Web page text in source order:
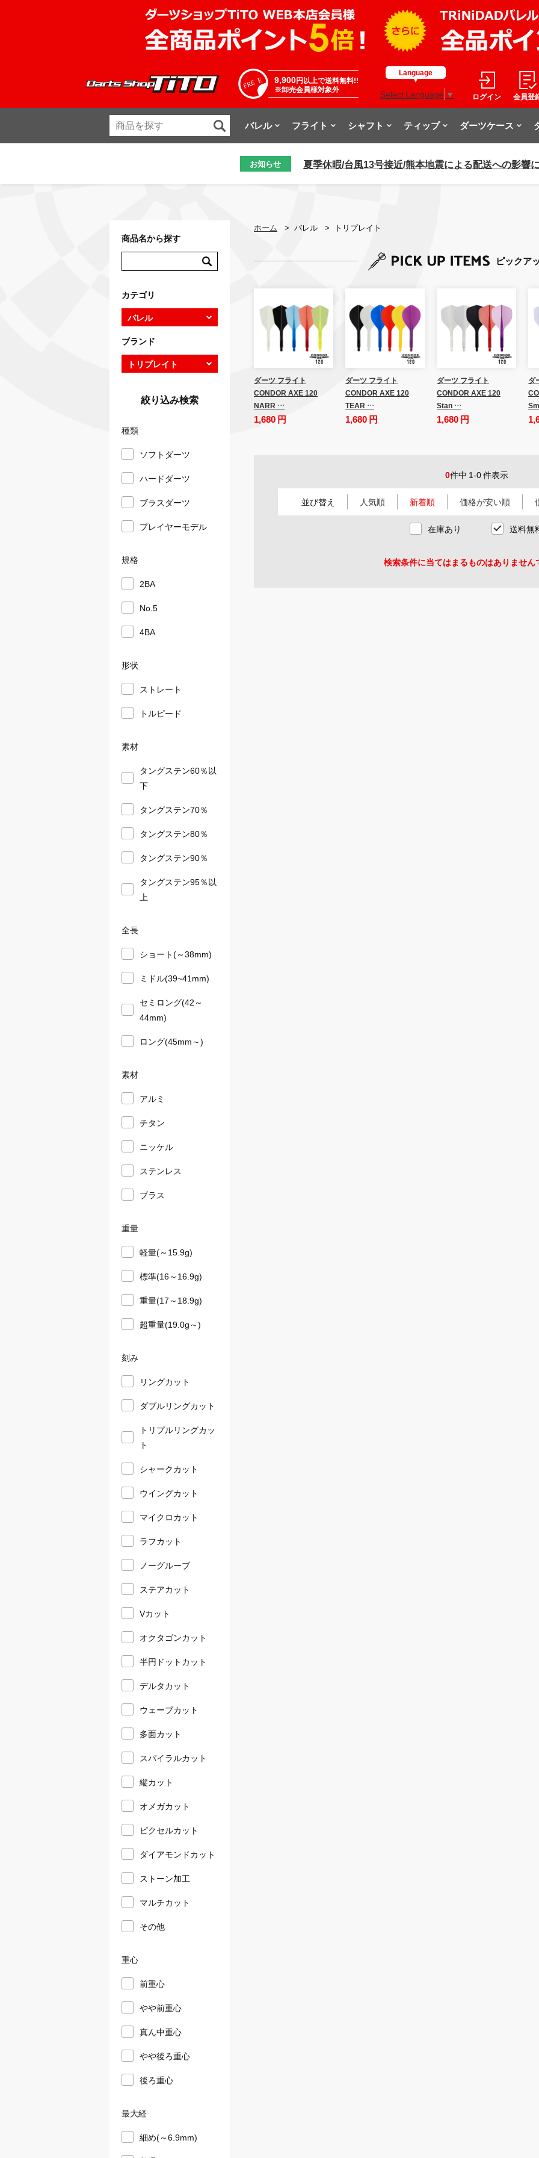
9,900円以上で送料無料!!
※卸売会員様対象外
Language
Select Language ▼ ログイン 会員登
バレル フライト シャフト ティップ ダーツケース
お知らせ 夏季休暇/台風13号接近/熊本地震による配送への影響
ホーム > バレル > トリプレイト
ピックア
ダーツ フライト
CONDOR AXE 120
NARR …
1,680 円
ダーツ フライト
CONDOR AXE 120
TEAR …
1,680 円
ダーツ フライト
CONDOR AXE 120
Stan …
1,680 円
ダ
0件中 1-0 件表示
並び替え 人気順 新着順 価格が安い順
在庫あり 送料無
検索条件に当てはまるものはありません
商品名から探す
カテゴリ
ブランド
絞り込み検索
種類
ソフトダーツ
ハードダーツ
ブラスダーツ
プレイヤーモデル
規格
2BA
No.5
4BA
形状
ストレート
トルピード
素材
タングステン60％以
下
タングステン70％
タングステン80％
タングステン90％
タングステン95％以
上
全長
ショート(～38mm)
ミドル(39~41mm)
セミロング(42～
44mm)
ロング(45mm～)
素材
アルミ
チタン
ニッケル
ステンレス
ブラス
重量
軽量(～15.9g)
標準(16～16.9g)
重量(17～18.9g)
超重量(19.0g～)
刻み
リングカット
ダブルリングカット
トリプルリングカッ
ト
シャークカット
ウイングカット
マイクロカット
ラフカット
ノーグルーブ
ステアカット
Vカット
オクタゴンカット
半円ドットカット
デルタカット
ウェーブカット
多面カット
スパイラルカット
縦カット
オメガカット
ピクセルカット
ダイアモンドカット
ストーン加工
マルチカット
その他
重心
前重心
やや前重心
真ん中重心
やや後ろ重心
後ろ重心
最大経
細め(～6.9mm)